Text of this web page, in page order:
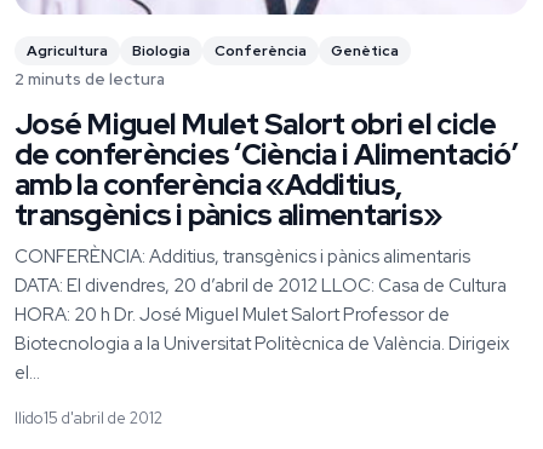
Agricultura Biologia Conferència Genètica
2 minuts de lectura
José Miguel Mulet Salort obri el cicle
de conferències ‘Ciència i Alimentació’
amb la conferència «Additius,
transgènics i pànics alimentaris»
CONFERÈNCIA: Additius, transgènics i pànics alimentaris
DATA: El divendres, 20 d’abril de 2012 LLOC: Casa de Cultura
HORA: 20 h Dr. José Miguel Mulet Salort Professor de
Biotecnologia a la Universitat Politècnica de València. Dirigeix
el...
llido15 d'abril de 2012